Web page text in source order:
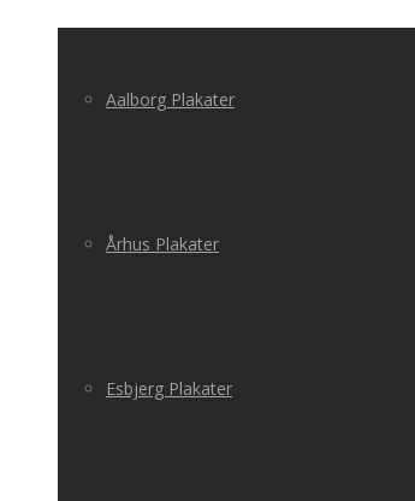
Aalborg Plakater
Århus Plakater
Esbjerg Plakater